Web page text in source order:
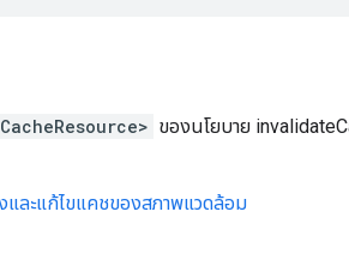
ของนโยบาย
และแก้ไขแคชของสภาพแวดล้อม